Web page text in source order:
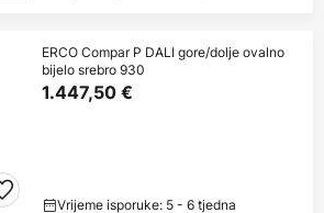
ERCO Compar P DALI gore/dolje ovalno
bijelo srebro 930
1.447,50 €
Vrijeme isporuke: 5 - 6 tjedna